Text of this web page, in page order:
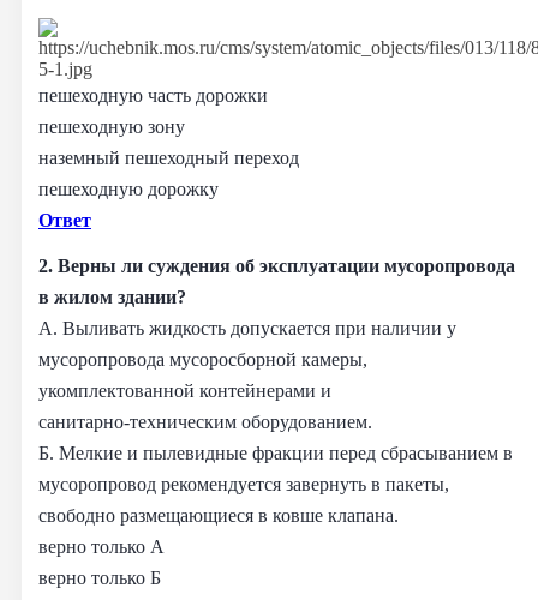
пешеходную часть дорожки
пешеходную зону
наземный пешеходный переход
пешеходную дорожку
Ответ
2. Верны ли суждения об эксплуатации мусоропровода
в жилом здании?
А. Выливать жидкость допускается при наличии у
мусоропровода мусоросборной камеры,
укомплектованной контейнерами и
санитарно‑техническим оборудованием.
Б. Мелкие и пылевидные фракции перед сбрасыванием в
мусоропровод рекомендуется завернуть в пакеты,
свободно размещающиеся в ковше клапана.
верно только А
верно только Б